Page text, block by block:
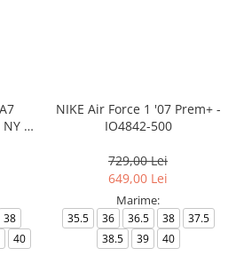
-
38
40
NIKE Air Force 1 '07 Prem+ -
IO4842-500
729,00 Lei
649,00 Lei
Marime:
35.5 36 36.5 38
37.5
38.5
39 40